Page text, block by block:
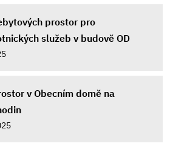
prostor pro
služeb v budově OD
v Obecním domě na